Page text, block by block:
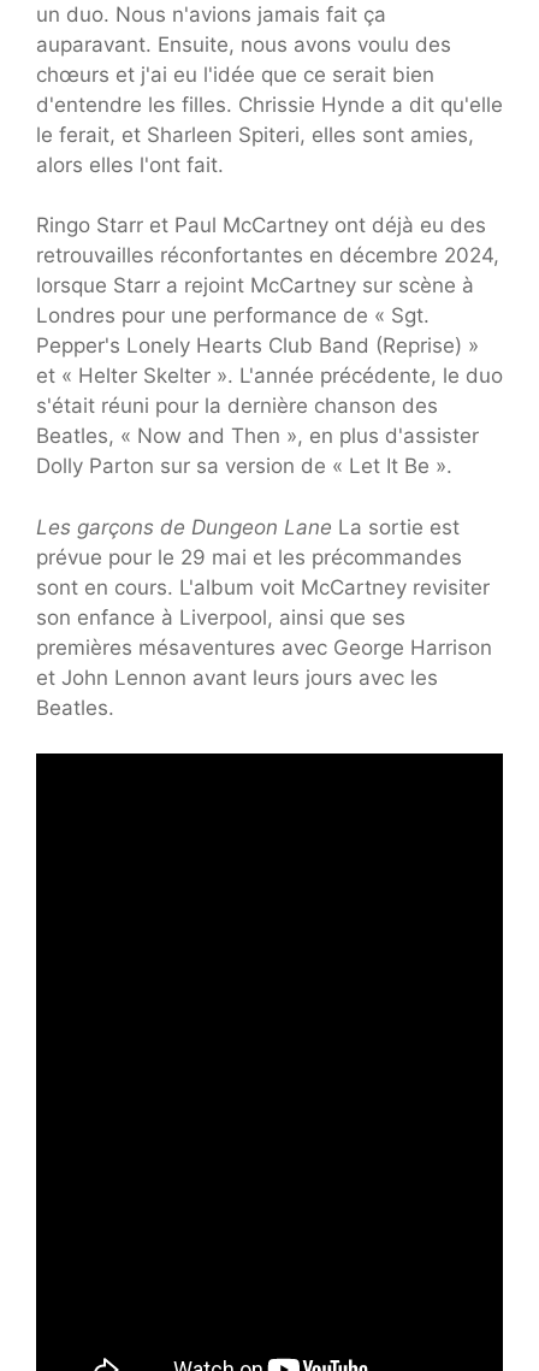
un duo. Nous n'avions jamais fait ça
auparavant. Ensuite, nous avons voulu des
chœurs et j'ai eu l'idée que ce serait bien
d'entendre les filles. Chrissie Hynde a dit qu'elle
le ferait, et Sharleen Spiteri, elles sont amies,
alors elles l'ont fait.
Ringo Starr et Paul McCartney ont déjà eu des
retrouvailles réconfortantes en décembre 2024,
lorsque Starr a rejoint McCartney sur scène à
Londres pour une performance de « Sgt.
Pepper's Lonely Hearts Club Band (Reprise) »
et « Helter Skelter ». L'année précédente, le duo
s'était réuni pour la dernière chanson des
Beatles, « Now and Then », en plus d'assister
Dolly Parton sur sa version de « Let It Be ».
Les garçons de Dungeon Lane La sortie est
prévue pour le 29 mai et les précommandes
sont en cours. L'album voit McCartney revisiter
son enfance à Liverpool, ainsi que ses
premières mésaventures avec George Harrison
et John Lennon avant leurs jours avec les
Beatles.